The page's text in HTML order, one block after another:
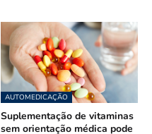
AUTOMEDICAÇÃO
Suplementação de vitaminas
sem orientação médica pode